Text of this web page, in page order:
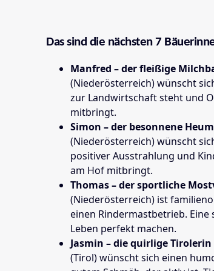
Das sind die nächsten 7
Manfred – der fleißige
(Niederösterreich) wünscht
zur Landwirtschaft steht und
mitbringt.
Simon – der besonnene
(Niederösterreich) wünscht
positiver Ausstrahlung und
am Hof mitbringt.
Thomas – der sportliche
(Niederösterreich) ist
einen Rindermastbetrieb.
Leben perfekt machen.
Jasmin – die quirlige Tirolerin
(Tirol) wünscht sich einen